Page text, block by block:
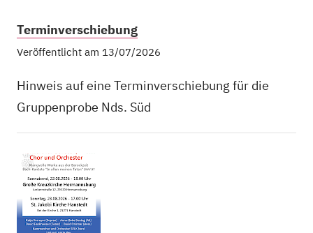
Terminverschiebung
Veröffentlicht am 13/07/2026
Hinweis auf eine Terminverschiebung für die
Gruppenprobe Nds. Süd